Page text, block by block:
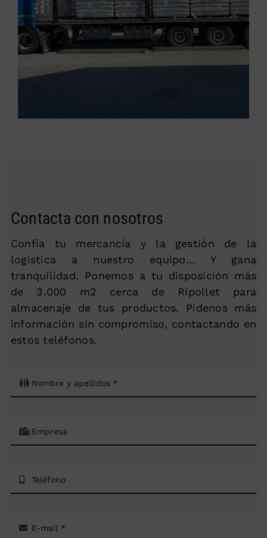
Contacta con nosotros
Confía tu mercancía y la gestión de la
logística a nuestro equipo… Y gana
tranquilidad. Ponemos a tu disposición más
de 3.000 m2 cerca de Ripollet para
almacenaje de tus productos. Pídenos más
información sin compromiso, contactando en
estos teléfonos.